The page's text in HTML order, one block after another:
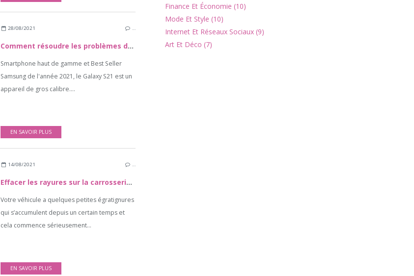
28/08/2021 …
Comment résoudre les problèmes de données mobiles et de Wifi sur le Galaxy S21 ?
Smartphone haut de gamme et Best Seller
Samsung de l'année 2021, le Galaxy S21 est un
appareil de gros calibre....
EN SAVOIR PLUS
14/08/2021 …
Effacer les rayures sur la carrosserie de votre voiture
Votre véhicule a quelques petites égratignures
qui s’accumulent depuis un certain temps et
cela commence sérieusement...
EN SAVOIR PLUS
Finance Et Économie (10)
Mode Et Style (10)
Internet Et Réseaux Sociaux (9)
Art Et Déco (7)